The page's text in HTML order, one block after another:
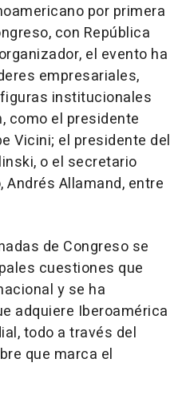
por primera
con República
el evento ha
empresariales,
institucionales
como el presidente
Vicini; el presidente del
o el secretario
Allamand, entre
de Congreso se
cuestiones que
y se ha
adquiere Iberoamérica
todo a través del
que marca el